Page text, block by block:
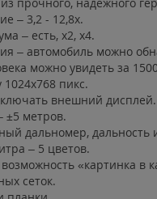
– 3,2 - 12,8х.
– есть, x2, x4.
– автомобиль можно
можно увидеть за
пикс.
внешний дисплей.
±5 метров.
дальномер, дальность
– 5 цветов.
«картинка в
сеток.